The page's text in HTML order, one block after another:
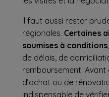
Il faut aussi rester
régionales. Certaines
soumises à conditions
de délais, de
remboursement.
d’achat ou de
indispensable de